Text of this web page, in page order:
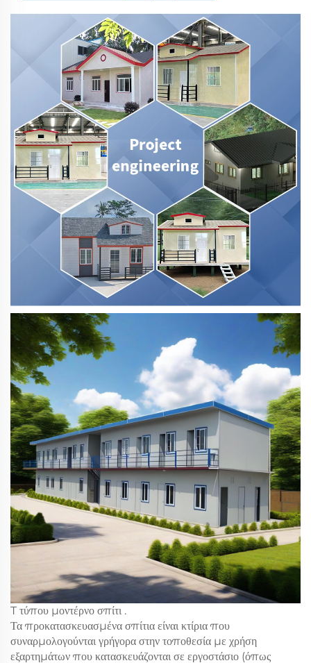
T τύπου μοντέρνο σπίτι .
Τα προκατασκευασμένα σπίτια είναι κτίρια που
συναρμολογούνται γρήγορα στην τοποθεσία με χρήση
εξαρτημάτων που κατασκευάζονται σε εργοστάσιο (όπως